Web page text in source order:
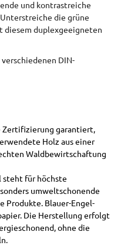
und kontrastreiche
die grüne
diesem duplexgeeigneten
DIN-
garantiert,
Holz aus einer
Waldbewirtschaftung
steht für höchste
umweltschonende
Produkte. Blauer-Engel-
Die Herstellung erfolgt
ohne die